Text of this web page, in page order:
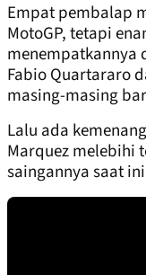
Empat pembalap
MotoGP, tetapi
menempatkannya
Fabio Quartararo
masing-masing
Lalu ada
Marquez melebihi
saingannya saat